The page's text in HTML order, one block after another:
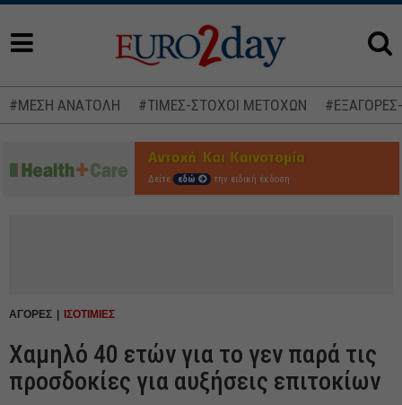
#ΜΕΣΗ ΑΝΑΤΟΛΗ #ΤΙΜΕΣ-ΣΤΟΧΟΙ ΜΕΤΟΧΩΝ
Δείτε εδώ την ειδική έκδοση
ΑΓΟΡΕΣ ΙΣΟΤΙΜΙΕΣ
Χαμηλό 40 ετών για το γεν παρά τις
προσδοκίες για αυξήσεις επιτοκίων